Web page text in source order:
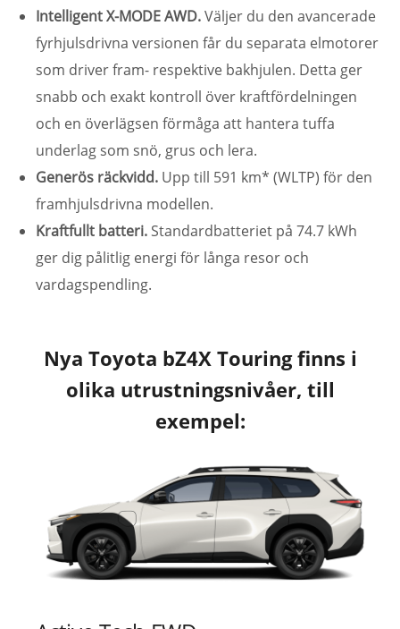
Intelligent X-MODE AWD.Väljer du den avancerade
fyrhjulsdrivna versionen får du separata elmotorer
som driver fram- respektive bakhjulen. Detta ger
snabb och exakt kontroll över kraftfördelningen
och en överlägsen förmåga att hantera tuffa
underlag som snö, grus och lera.
Generös räckvidd. Upp till 591 km* (WLTP) för den
framhjulsdrivna modellen.
Kraftfullt batteri. Standardbatteriet på 74.7 kWh
ger dig pålitlig energi för långa resor och
vardagspendling.
Nya Toyota bZ4X Touring finns i
olika utrustningsnivåer, till
exempel: